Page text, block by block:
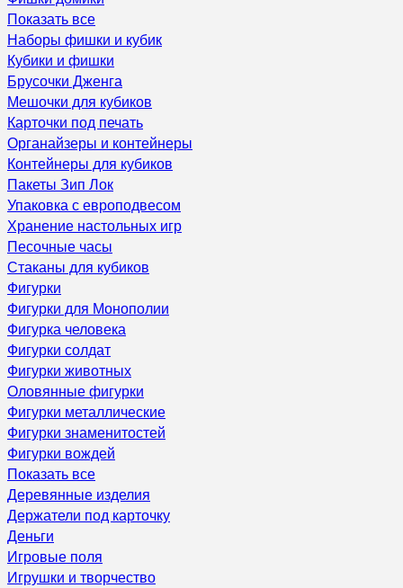
Показать все
Наборы фишки и кубик
Кубики и фишки
Брусочки Дженга
Мешочки для кубиков
Карточки под печать
Органайзеры и контейнеры
Контейнеры для кубиков
Пакеты Зип Лок
Упаковка с европодвесом
Хранение настольных игр
Песочные часы
Стаканы для кубиков
Фигурки
Фигурки для Монополии
Фигурка человека
Фигурки солдат
Фигурки животных
Оловянные фигурки
Фигурки металлические
Фигурки знаменитостей
Фигурки вождей
Показать все
Деревянные изделия
Держатели под карточку
Деньги
Игровые поля
Игрушки и творчество